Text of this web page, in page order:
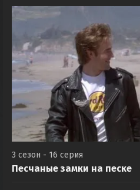
3 сезон - 16 серия
Песчаные замки на песке